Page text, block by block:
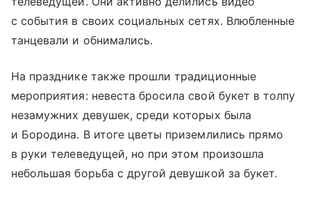
с события в своих социальных сетях. Влюбленные
танцевали и обнимались.
На празднике также прошли традиционные
мероприятия: невеста бросила свой букет в толпу
незамужних девушек, среди которых была
и Бородина. В итоге цветы приземлились прямо
в руки телеведущей, но при этом произошла
небольшая борьба с другой девушкой за букет.